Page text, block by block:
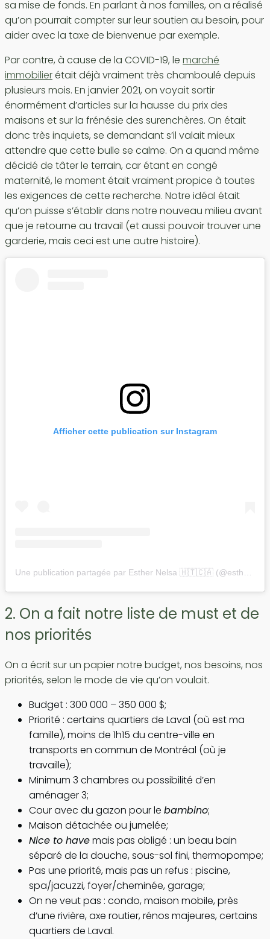
sa mise de fonds. En parlant à nos familles, on a réalisé
qu’on pourrait compter sur leur soutien au besoin, pour
aider avec la taxe de bienvenue par exemple.
Par contre, à cause de la COVID-19, le marché
immobilierétait déjà vraiment très chamboulé depuis
plusieurs mois. En janvier 2021, on voyait sortir
énormément d’articles sur la hausse du prix des
maisons et sur la frénésie des surenchères. On était
donc très inquiets, se demandant s’il valait mieux
attendre que cette bulle se calme. On a quand même
décidé de tâter le terrain, car étant en congé
maternité, le moment était vraiment propice à toutes
les exigences de cette recherche. Notre idéal était
qu’on puisse s’établir dans notre nouveau milieu avant
que je retourne au travail (et aussi pouvoir trouver une
garderie, mais ceci est une autre histoire).
Afficher cette publication sur Instagram
2. On a fait notre liste de must et de
nos priorités
On a écrit sur un papier notre budget, nos besoins, nos
priorités, selon le mode de vie qu’on voulait.
Budget : 300 000 – 350 000 $;
Priorité : certains quartiers de Laval (où est ma
famille), moins de 1h15 du centre-ville en
transports en commun de Montréal (où je
travaille);
Minimum 3 chambres ou possibilité d’en
aménager 3;
Cour avec du gazon pour le bambino;
Maison détachée ou jumelée;
Nice to havemais pas obligé : un beau bain
séparé de la douche, sous-sol fini, thermopompe;
Pas une priorité, mais pas un refus : piscine,
spa/jacuzzi, foyer/cheminée, garage;
On ne veut pas : condo, maison mobile, près
d’une rivière, axe routier, rénos majeures, certains
quartiers de Laval.